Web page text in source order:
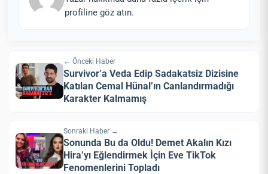
profiline göz atın.
← Önceki Haber
Survivor’a Veda Edip Sadakatsiz Dizisine
Katılan Cemal Hünal’ın Canlandırmadığı
Karakter Kalmamış
Sonraki Haber →
Sonunda Bu da Oldu! Demet Akalın Kızı
Hira’yı Eğlendirmek İçin Eve TikTok
Fenomenlerini Topladı